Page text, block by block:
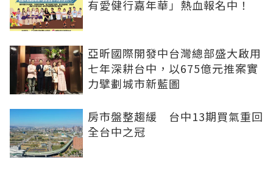
有愛健行嘉年華」熱血報名中！
亞昕國際開發中台灣總部盛大啟用
七年深耕台中，以675億元推案實
力擘劃城市新藍圖
房市盤整趨緩 台中13期買氣重回
全台中之冠